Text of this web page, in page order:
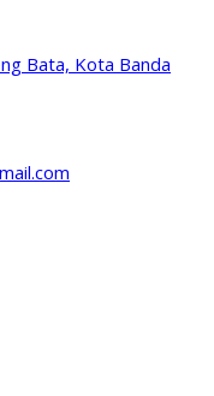
Bata, Kota Banda